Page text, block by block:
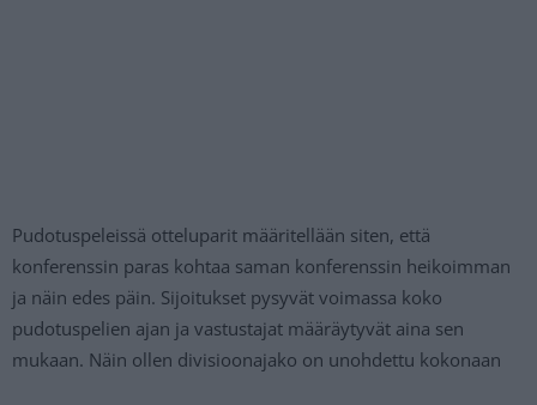
Pudotuspeleissä otteluparit määritellään siten, että
konferenssin paras kohtaa saman konferenssin heikoimman
ja näin edes päin. Sijoitukset pysyvät voimassa koko
pudotuspelien ajan ja vastustajat määräytyvät aina sen
mukaan. Näin ollen divisioonajako on unohdettu kokonaan